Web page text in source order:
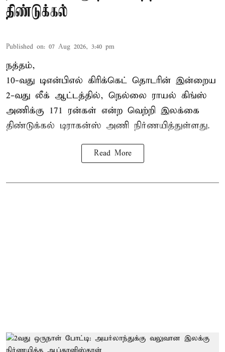
திண்டுக்கல்
Published on: 07 Aug 2026, 3:40 pm
நத்தம்,
10-வது டிஎன்பிஎல் கிரிக்கெட் தொடரின் இன்றைய
2-வது லீக் ஆட்டத்தில், நெல்லை ராயல் கிங்ஸ்
அணிக்கு 171 ரன்கள் என்ற வெற்றி இலக்கை
திண்டுக்கல் டிராகன்ஸ் அணி நிர்ணயித்துள்ளது.
Read More